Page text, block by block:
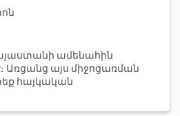
ամենահին
Առցանց այս միջոցառման
հայկական